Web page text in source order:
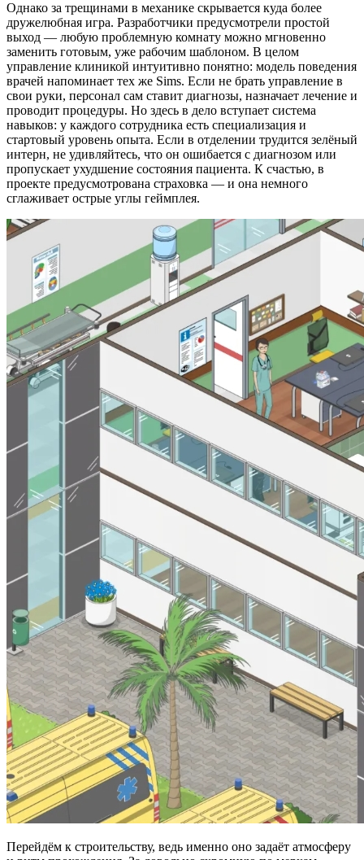
Однако за трещинами в механике скрывается куда более
дружелюбная игра. Разработчики предусмотрели простой
выход — любую проблемную комнату можно мгновенно
заменить готовым, уже рабочим шаблоном. В целом
управление клиникой интуитивно понятно: модель поведения
врачей напоминает тех же Sims. Если не брать управление в
свои руки, персонал сам ставит диагнозы, назначает лечение и
проводит процедуры. Но здесь в дело вступает система
навыков: у каждого сотрудника есть специализация и
стартовый уровень опыта. Если в отделении трудится зелёный
интерн, не удивляйтесь, что он ошибается с диагнозом или
пропускает ухудшение состояния пациента. К счастью, в
проекте предусмотрована страховка — и она немного
сглаживает острые углы геймплея.
Перейдём к строительству, ведь именно оно задаёт атмосферу